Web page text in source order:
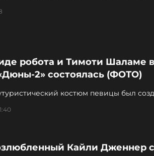
робота и Тимоти Шаламе
2» состоялась (ФОТО)
костюм певицы был
Кайли Дженнер